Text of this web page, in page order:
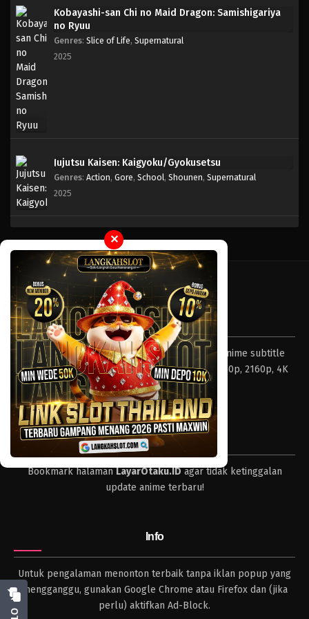
Eps 06 - Episode 06 - April 17, 2023
Eps 04 - Episode 04 - April 17, 2023
Blue Lock Episode 02
Eps 02 - Episode 02 - April 17, 2023
Blue Lock Episode 01
Eps 01 - Episode 01 - April 17, 2023
Kobayashi-san Chi no Maid Dragon: Samishigariya
no Ryuu
Genres: Slice of Life, Supernatural
2025
Jujutsu Kaisen: Kaigyoku/Gyokusetsu
Genres: Action, Gore, School, Shounen, Supernatural
2025
✕
Tentang LayarOtaku
Layar Otaku – Tempat nonton dan download anime subtitle
Indonesia resolusi 240p, 360p, 480p, 720p, 1080p, 2160p, 4K
dan format lengkap.
Tips
Bookmark halamanLayarOtaku.IDagar tidak ketinggalan
update anime terbaru!
Info
Untuk pengalaman menonton terbaik tanpa iklan popup yang
mengganggu, gunakan Google Chrome atau Firefox dan (jika
perlu) aktifkan Ad-Block.